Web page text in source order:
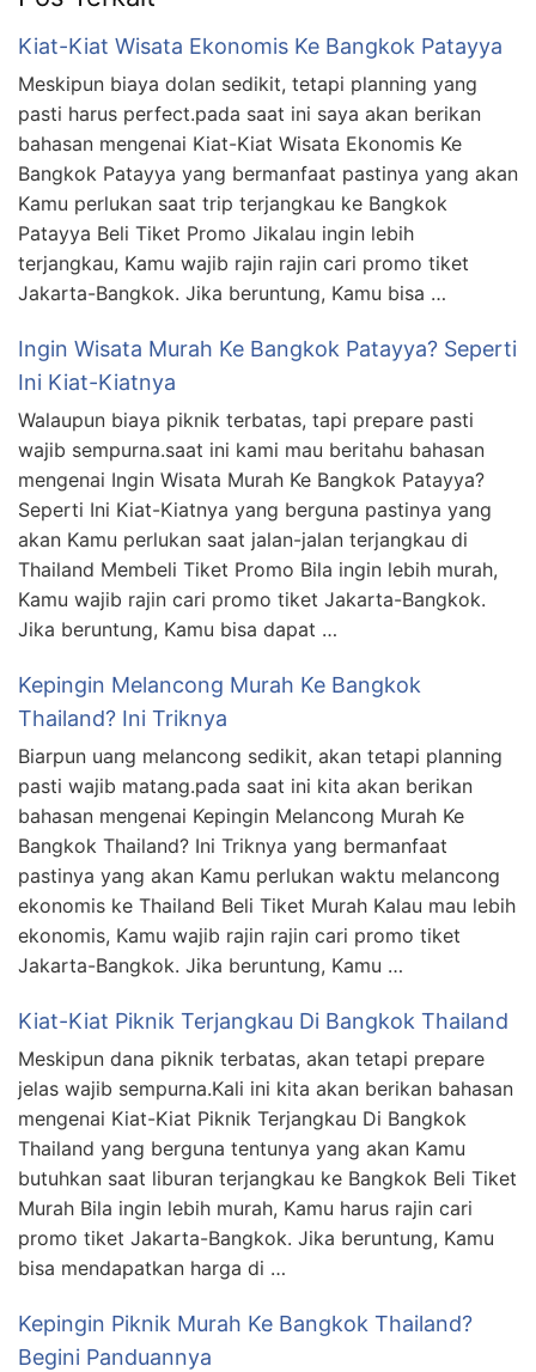
Kiat-Kiat Wisata Ekonomis Ke Bangkok Patayya
Meskipun biaya dolan sedikit, tetapi planning yang
pasti harus perfect.pada saat ini saya akan berikan
bahasan mengenai Kiat-Kiat Wisata Ekonomis Ke
Bangkok Patayya yang bermanfaat pastinya yang akan
Kamu perlukan saat trip terjangkau ke Bangkok
Patayya Beli Tiket Promo Jikalau ingin lebih
terjangkau, Kamu wajib rajin rajin cari promo tiket
Jakarta-Bangkok. Jika beruntung, Kamu bisa …
Ingin Wisata Murah Ke Bangkok Patayya? Seperti
Ini Kiat-Kiatnya
Walaupun biaya piknik terbatas, tapi prepare pasti
wajib sempurna.saat ini kami mau beritahu bahasan
mengenai Ingin Wisata Murah Ke Bangkok Patayya?
Seperti Ini Kiat-Kiatnya yang berguna pastinya yang
akan Kamu perlukan saat jalan-jalan terjangkau di
Thailand Membeli Tiket Promo Bila ingin lebih murah,
Kamu wajib rajin cari promo tiket Jakarta-Bangkok.
Jika beruntung, Kamu bisa dapat …
Kepingin Melancong Murah Ke Bangkok
Thailand? Ini Triknya
Biarpun uang melancong sedikit, akan tetapi planning
pasti wajib matang.pada saat ini kita akan berikan
bahasan mengenai Kepingin Melancong Murah Ke
Bangkok Thailand? Ini Triknya yang bermanfaat
pastinya yang akan Kamu perlukan waktu melancong
ekonomis ke Thailand Beli Tiket Murah Kalau mau lebih
ekonomis, Kamu wajib rajin rajin cari promo tiket
Jakarta-Bangkok. Jika beruntung, Kamu …
Kiat-Kiat Piknik Terjangkau Di Bangkok Thailand
Meskipun dana piknik terbatas, akan tetapi prepare
jelas wajib sempurna.Kali ini kita akan berikan bahasan
mengenai Kiat-Kiat Piknik Terjangkau Di Bangkok
Thailand yang berguna tentunya yang akan Kamu
butuhkan saat liburan terjangkau ke Bangkok Beli Tiket
Murah Bila ingin lebih murah, Kamu harus rajin cari
promo tiket Jakarta-Bangkok. Jika beruntung, Kamu
bisa mendapatkan harga di …
Kepingin Piknik Murah Ke Bangkok Thailand?
Begini Panduannya